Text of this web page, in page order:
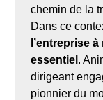
chemin de la
Dans ce
l’entreprise
essentiel .
dirigeant
pionnier du